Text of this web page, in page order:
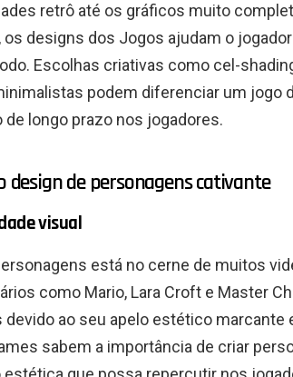
retrô até os gráficos muito
designs dos Jogos ajudam o
Escolhas criativas como cel-
podem diferenciar um jogo
longo prazo nos jogadores.
design de personagens cativante
visual
está no cerne de muitos
como Mario, Lara Croft e Master
ao seu apelo estético marcante
sabem a importância de criar